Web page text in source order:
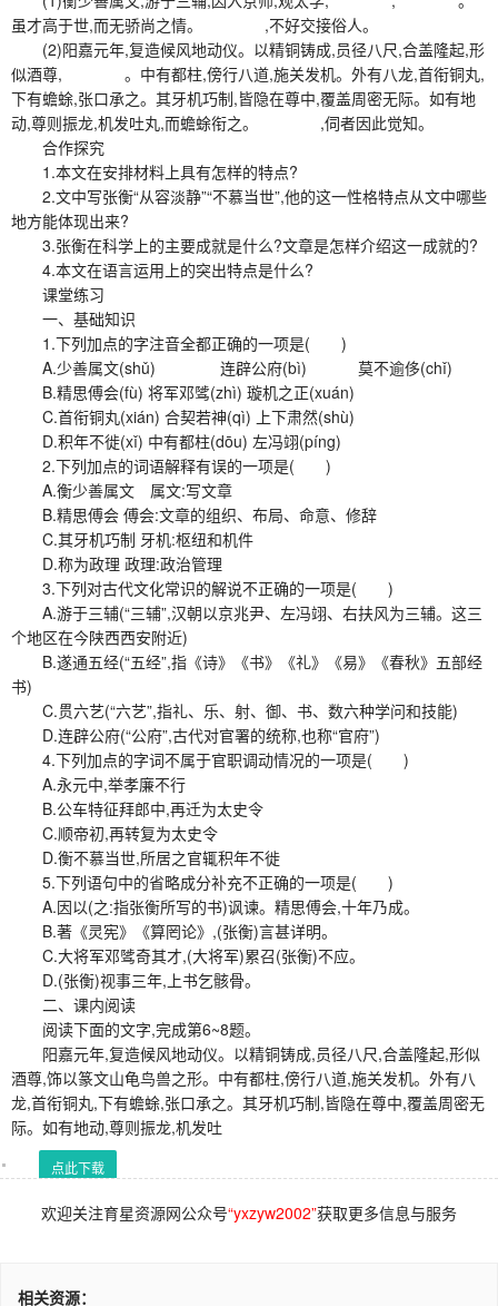
虽才高于世,而无骄尚之情。 ,不好交接俗人。
(2)阳嘉元年,复造候风地动仪。以精铜铸成,员径八尺,合盖隆起,形
似酒尊, 。中有都柱,傍行八道,施关发机。外有八龙,首衔铜丸,
下有蟾蜍,张口承之。其牙机巧制,皆隐在尊中,覆盖周密无际。如有地
动,尊则振龙,机发吐丸,而蟾蜍衔之。 ,伺者因此觉知。
合作探究
1.本文在安排材料上具有怎样的特点?
2.文中写张衡“从容淡静”“不慕当世”,他的这一性格特点从文中哪些
地方能体现出来?
3.张衡在科学上的主要成就是什么?文章是怎样介绍这一成就的?
4.本文在语言运用上的突出特点是什么?
课堂练习
一、基础知识
1.下列加点的字注音全都正确的一项是( )
A.少善属文(shǔ) 连辟公府(bì) 莫不逾侈(chǐ)
B.精思傅会(fù) 将军邓骘(zhì) 璇机之正(xuán)
C.首衔铜丸(xián) 合契若神(qì) 上下肃然(shù)
D.积年不徙(xǐ) 中有都柱(dōu) 左冯翊(píng)
2.下列加点的词语解释有误的一项是( )
A.衡少善属文 属文:写文章
B.精思傅会 傅会:文章的组织、布局、命意、修辞
C.其牙机巧制 牙机:枢纽和机件
D.称为政理 政理:政治管理
3.下列对古代文化常识的解说不正确的一项是( )
A.游于三辅(“三辅”,汉朝以京兆尹、左冯翊、右扶风为三辅。这三
个地区在今陕西西安附近)
B.遂通五经(“五经”,指《诗》《书》《礼》《易》《春秋》五部经
书)
C.贯六艺(“六艺”,指礼、乐、射、御、书、数六种学问和技能)
D.连辟公府(“公府”,古代对官署的统称,也称“官府”)
4.下列加点的字词不属于官职调动情况的一项是( )
A.永元中,举孝廉不行
B.公车特征拜郎中,再迁为太史令
C.顺帝初,再转复为太史令
D.衡不慕当世,所居之官辄积年不徙
5.下列语句中的省略成分补充不正确的一项是( )
A.因以(之:指张衡所写的书)讽谏。精思傅会,十年乃成。
B.著《灵宪》《算罔论》,(张衡)言甚详明。
C.大将军邓骘奇其才,(大将军)累召(张衡)不应。
D.(张衡)视事三年,上书乞骸骨。
二、课内阅读
阅读下面的文字,完成第6~8题。
阳嘉元年,复造候风地动仪。以精铜铸成,员径八尺,合盖隆起,形似
酒尊,饰以篆文山龟鸟兽之形。中有都柱,傍行八道,施关发机。外有八
龙,首衔铜丸,下有蟾蜍,张口承之。其牙机巧制,皆隐在尊中,覆盖周密无
际。如有地动,尊则振龙,机发吐
点此下载
欢迎关注育星资源网公众号“yxzyw2002”获取更多信息与服务
相关资源：